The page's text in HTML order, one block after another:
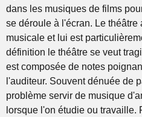
dans les musiques de films
se déroule à l'écran. Le théâtre
musicale et lui est
définition le théâtre se veut
est composée de notes
l'auditeur. Souvent dénuée de
problème servir de musique
lorsque l'on étudie ou travaille.